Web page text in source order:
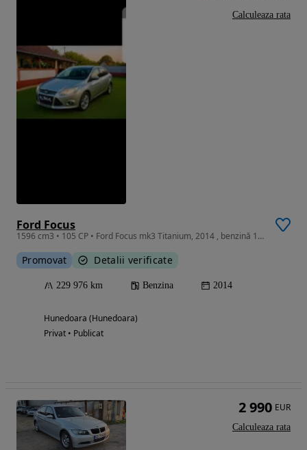
Ford Focus
1596 cm3 • 105 CP • Ford Focus mk3 Titanium, 2014 , benzină 1.6 +gpl cel mai fiabil motor
Promovat Detalii verificate
229 976 km Benzina 2014
Hunedoara (Hunedoara)
Privat • Publicat
Calculeaza rata
2 990 EUR
Calculeaza rata